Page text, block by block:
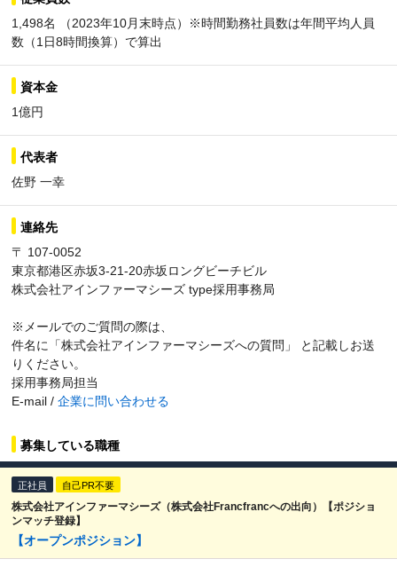
1,498名 （2023年10月末時点）※時間勤務社員数は年間平均人員
数（1日8時間換算）で算出
資本金
1億円
代表者
佐野 一幸
連絡先
〒 107-0052
東京都港区赤坂3-21-20赤坂ロングビーチビル
株式会社アインファーマシーズ type採用事務局
※メールでのご質問の際は、
件名に「株式会社アインファーマシーズへの質問」 と記載しお送
りください。
採用事務局担当
E-mail / 企業に問い合わせる
募集している職種
正社員 自己PR不要
株式会社アインファーマシーズ（株式会社Francfrancへの出向）【ポジショ
ンマッチ登録】
【オープンポジション】